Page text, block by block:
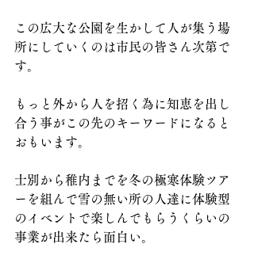
この広大な公園を生かして人が集う場
所にしていくのは市民の皆さん次第で
す。
もっと外から人を招く為に知恵を出し
合う事がこの先のキーワードになると
おもいます。
士別から稚内までを冬の極寒体験ツア
ーを組んで雪の無い所の人達に体験型
のイベントで楽しんでもらうくらいの
事業が出来たら面白い。